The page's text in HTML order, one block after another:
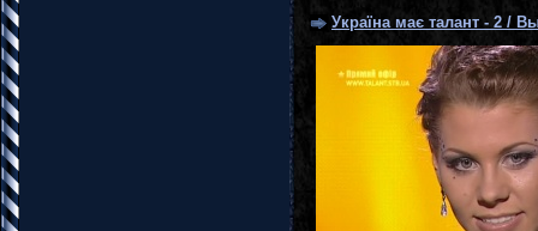
Україна має талант - 2 /